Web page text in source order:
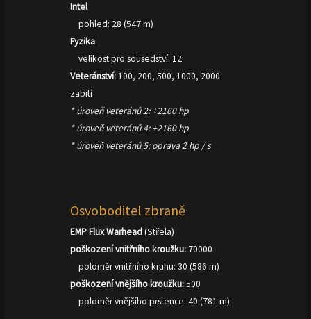
Intel
pohled: 28 (547 m)
Fyzika
velikost pro sousedství: 12
Veteránství:100, 200, 500, 1000, 2000
zabití
* úroveň veteránů 2: +2160 hp
* úroveň veteránů 4: +2160 hp
* úroveň veteránů 5: oprava 2 hp / s
Osvoboditel zbraně
EMP Flux Warhead(Střela)
poškození vnitřního kroužku: 70000
poloměr vnitřního kruhu: 30 (586 m)
poškození vnějšího kroužku:500
poloměr vnějšího prstence: 40 (781 m)